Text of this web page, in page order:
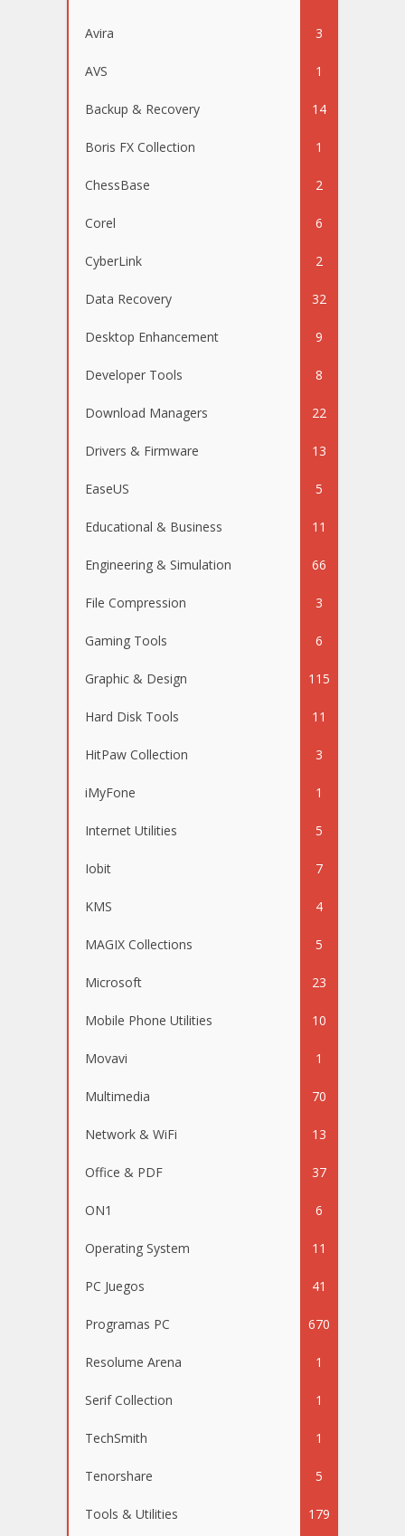
Avira 3
AVS 1
Backup & Recovery 14
Boris FX Collection 1
ChessBase 2
Corel 6
CyberLink 2
Data Recovery 32
Desktop Enhancement 9
Developer Tools 8
Download Managers 22
Drivers & Firmware 13
EaseUS 5
Educational & Business 11
Engineering & Simulation 66
File Compression 3
Gaming Tools 6
Graphic & Design 115
Hard Disk Tools 11
HitPaw Collection 3
iMyFone 1
Internet Utilities 5
Iobit 7
KMS 4
MAGIX Collections 5
Microsoft 23
Mobile Phone Utilities 10
Movavi 1
Multimedia 70
Network & WiFi 13
Office & PDF 37
ON1 6
Operating System 11
PC Juegos 41
Programas PC 670
Resolume Arena 1
Serif Collection 1
TechSmith 1
Tenorshare 5
Tools & Utilities 179